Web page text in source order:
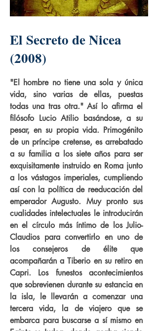
El Secreto de Nicea
(2008)
"El hombre no tiene una sola y única
vida, sino varias de ellas, puestas
todas una tras otra." Así lo afirma el
filósofo Lucio Atilio basándose, a su
pesar, en su propia vida. Primogénito
de un príncipe cretense, es arrebatado
a su familia a los siete años para ser
exquisitamente instruido en Roma junto
a los vástagos imperiales, cumpliendo
así con la política de reeducación del
emperador Augusto. Muy pronto sus
cualidades intelectuales le introducirán
en el círculo más íntimo de los Julio-
Claudios para convertirlo en uno de
los consejeros de élite que
acompañarán a Tiberio en su retiro en
Capri. Los funestos acontecimientos
que sobrevienen durante su estancia en
la isla, le llevarán a comenzar una
tercera vida, la de viajero que se
embarca para buscarse a sí mismo en